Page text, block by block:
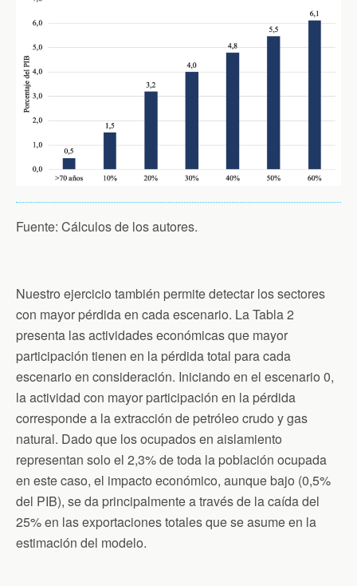
Fuente: Cálculos de los autores.
Nuestro ejercicio también permite detectar los sectores
con mayor pérdida en cada escenario. La Tabla 2
presenta las actividades económicas que mayor
participación tienen en la pérdida total para cada
escenario en consideración. Iniciando en el escenario 0,
la actividad con mayor participación en la pérdida
corresponde a la extracción de petróleo crudo y gas
natural. Dado que los ocupados en aislamiento
representan solo el 2,3% de toda la población ocupada
en este caso, el impacto económico, aunque bajo (0,5%
del PIB), se da principalmente a través de la caída del
25% en las exportaciones totales que se asume en la
estimación del modelo.